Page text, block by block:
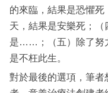
的來臨，結果是恐懼
天，結果是安樂死；
是……；（五）除了努
是不枉此生。
對於最後的選項，筆